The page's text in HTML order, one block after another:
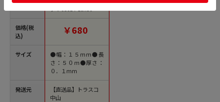
価格(税
込)
サイズ
発送元
注文単位1巻）【直送
￥680
●幅：１５ｍｍ●長
さ：５０ｍ●厚さ：
０．１ｍｍ
【直送品】トラスコ
中山